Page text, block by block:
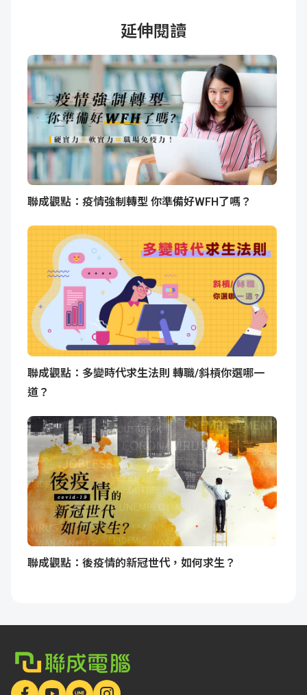
延伸閱讀
聯成觀點：疫情強制轉型 你準備好WFH了嗎？
聯成觀點：多變時代求生法則 轉職/斜槓你選哪一
道？
聯成觀點：後疫情的新冠世代，如何求生？